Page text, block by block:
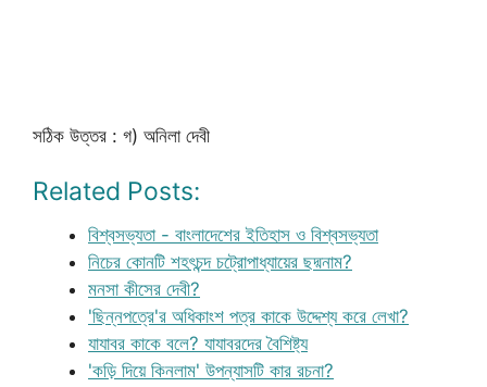
সঠিক উত্তর : গ) অনিলা দেবী
Related Posts:
বিশ্বসভ্যতা - বাংলাদেশের ইতিহাস ও বিশ্বসভ্যতা
নিচের কোনটি শহৎচন্দ চট্রোপাধ্যায়ের ছদ্মনাম?
মনসা কীসের দেবী?
'ছিন্নপত্রে'র অধিকাংশ পত্র কাকে উদ্দেশ্য করে লেখা?
যাযাবর কাকে বলে? যাযাবরদের বৈশিষ্ট্য
'কড়ি দিয়ে কিনলাম' উপন্যাসটি কার রচনা?